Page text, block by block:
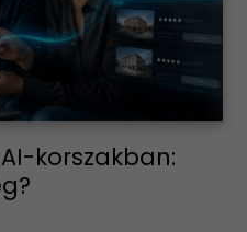
korszakban: